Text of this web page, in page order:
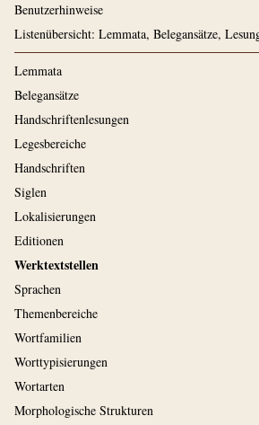
Benutzerhinweise
Listenübersicht: Lemmata, Belegansätze,
Lemmata
Belegansätze
Handschriftenlesungen
Legesbereiche
Handschriften
Siglen
Lokalisierungen
Editionen
Werktextstellen
Sprachen
Themenbereiche
Wortfamilien
Worttypisierungen
Wortarten
Morphologische Strukturen